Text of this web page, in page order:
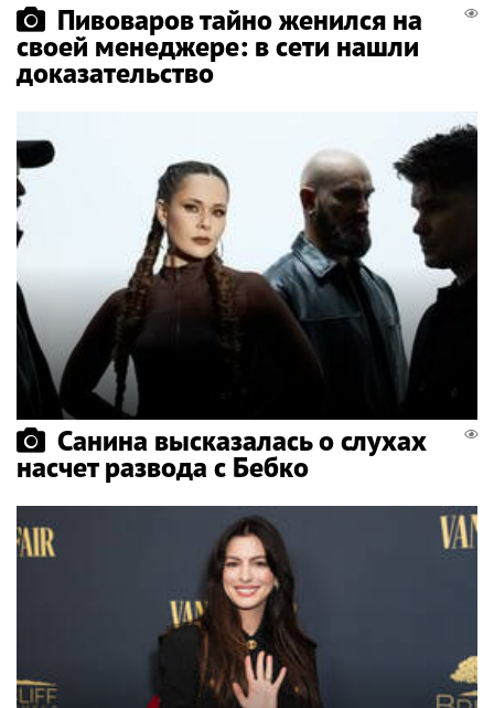
Пивоваров тайно женился на
своей менеджере: в сети нашли
доказательство
Санина высказалась о слухах
насчет развода с Бебко